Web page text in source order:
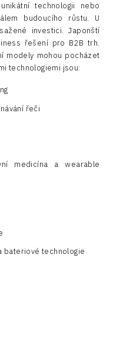
technologii nebo
budoucího růstu. U
investici. Japonští
řešení pro B2B trh.
modely mohou pocházet
technologiemi jsou:
řeči
medicína a wearable
bateriové technologie